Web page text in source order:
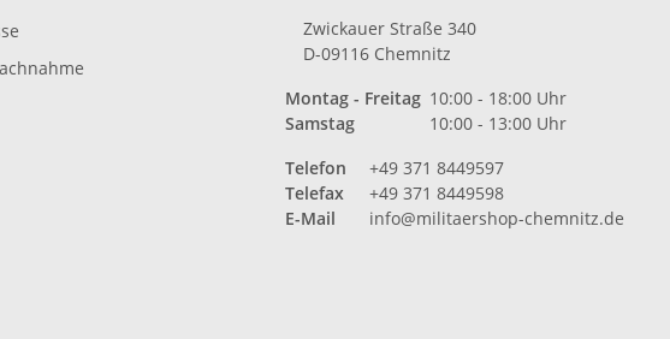
Zwickauer Straße 340
D-09116 Chemnitz
Montag - Freitag 10:00 - 18:00 Uhr
Samstag
10:00 - 13:00 Uhr
Telefon
+49 371 8449597
Telefax
+49 371 8449598
E-Mail
info@militaershop-chemnitz.de